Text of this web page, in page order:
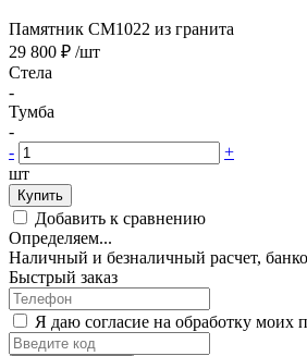
Памятник CM1022 из гранита
29 800 ₽ /шт
Стела
-
Тумба
-
-
+
шт
Купить
Добавить к сравнению
Определяем...
Наличный и безналичный расчет,
Быстрый заказ
Я даю согласие на обработку моих